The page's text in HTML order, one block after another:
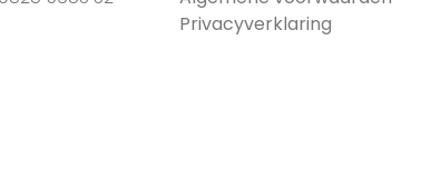
Privacyverklaring